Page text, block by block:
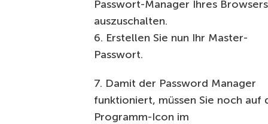
Passwort-Manager Ihres Browsers
auszuschalten.
6. Erstellen Sie nun Ihr Master-
Passwort.
7. Damit der Password Manager
funktioniert, müssen Sie noch auf
Programm-Icon im